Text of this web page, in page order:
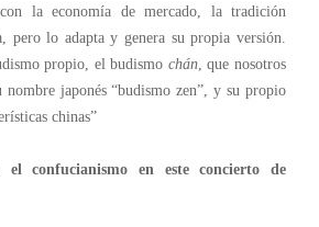
la economía de mercado, la tradición
pero lo adapta y genera su propia versión.
propio, el budismo chán, que nosotros
nombre japonés “budismo zen”,y su propio
chinas”
confucianismo en este concierto de